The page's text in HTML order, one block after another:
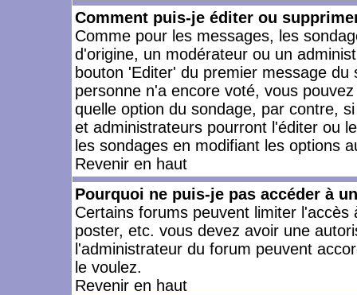
Comment puis-je éditer ou
Comme pour les messages, les
d'origine, un modérateur ou un
bouton 'Editer' du premier message
personne n'a encore voté, vous
quelle option du sondage, par contre,
et administrateurs pourront l'éditer ou
les sondages en modifiant les options
Revenir en haut
Pourquoi ne puis-je pas accéder à
Certains forums peuvent limiter
poster, etc. vous devez avoir une
l'administrateur du forum peuvent
le voulez.
Revenir en haut